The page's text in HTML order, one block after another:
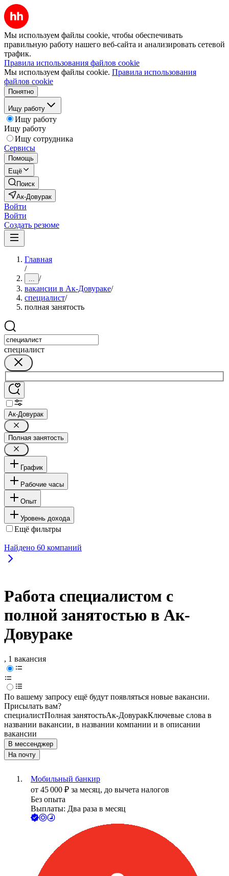
Мы используем файлы cookie, чтобы обеспечивать
правильную работу нашего веб-сайта и анализировать сетевой
трафик.
Правила использования файлов cookie
Мы используем файлы cookie. Правила использования
файлов cookie
Понятно
Ищу работу
Ищу работу
Ищу работу
Ищу сотрудника
Сервисы
Помощь
Ещё
Поиск
Ак-Довурак
Войти
Войти
Создать резюме
Главная
/
... /
вакансии в Ак-Довураке/
специалист/
полная занятость
специалист
Ак-Довурак
Полная занятость
График
Рабочие часы
Опыт
Уровень дохода
Ещё фильтры
Найдено 60 компаний
Работа специалистом с
полной занятостью в Ак-
Довураке
, 1 вакансия
По вашему запросу ещё будут появляться новые вакансии.
Присылать вам?
специалистПолная занятостьАк-ДовуракКлючевые слова в
названии вакансии, в названии компании и в описании
вакансии
В мессенджер
На почту
Мобильный банкир
от 45 000 ₽ за месяц, до вычета налогов
Без опыта
Выплаты: Два раза в месяц